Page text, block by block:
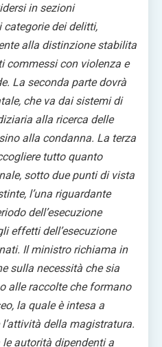
in sezioni
dei delitti,
alla distinzione stabilita
commessi con violenza e
La seconda parte dovrà
che va dai sistemi di
alla ricerca delle
alla condanna. La terza
tutto quanto
sotto due punti di vista
l’una riguardante
dell’esecuzione
effetti dell’esecuzione
Il ministro richiama in
sulla necessità che sia
alle raccolte che formano
la quale è intesa a
della magistratura.
autorità dipendenti a